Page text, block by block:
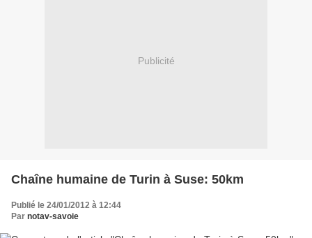
Publicité
Chaîne humaine de Turin à Suse: 50km
Publié le 24/01/2012 à 12:44
Par notav-savoie